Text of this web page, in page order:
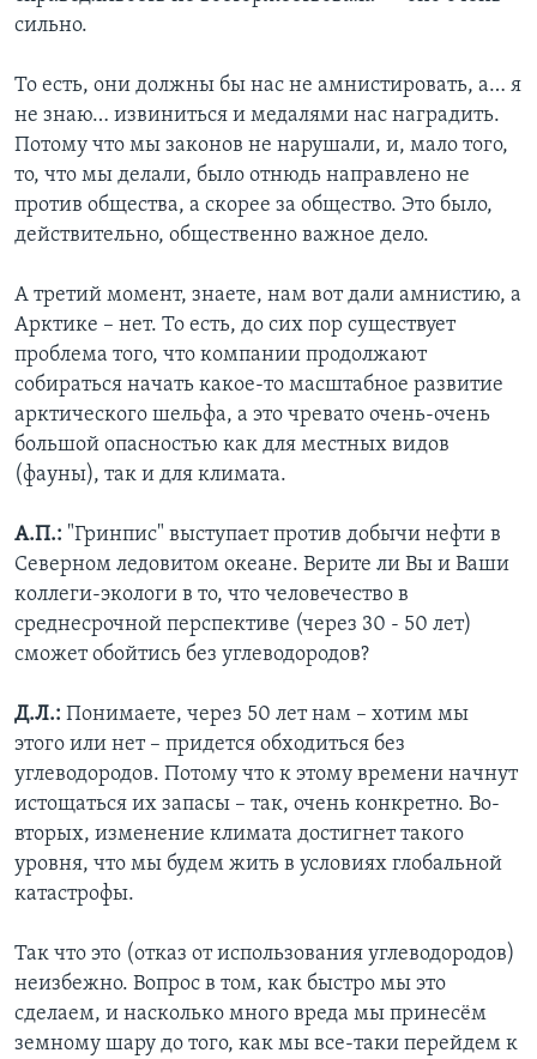
сильно.
То есть, они должны бы нас не амнистировать, а… я
не знаю… извиниться и медалями нас наградить.
Потому что мы законов не нарушали, и, мало того,
то, что мы делали, было отнюдь направлено не
против общества, а скорее за общество. Это было,
действительно, общественно важное дело.
А третий момент, знаете, нам вот дали амнистию, а
Арктике – нет. То есть, до сих пор существует
проблема того, что компании продолжают
собираться начать какое-то масштабное развитие
арктического шельфа, а это чревато очень-очень
большой опасностью как для местных видов
(фауны), так и для климата.
А.П.: "Гринпис" выступает против добычи нефти в
Северном ледовитом океане. Верите ли Вы и Ваши
коллеги-экологи в то, что человечество в
среднесрочной перспективе (через 30 - 50 лет)
сможет обойтись без углеводородов?
Д.Л.: Понимаете, через 50 лет нам – хотим мы
этого или нет – придется обходиться без
углеводородов. Потому что к этому времени начнут
истощаться их запасы – так, очень конкретно. Во-
вторых, изменение климата достигнет такого
уровня, что мы будем жить в условиях глобальной
катастрофы.
Так что это (отказ от использования углеводородов)
неизбежно. Вопрос в том, как быстро мы это
сделаем, и насколько много вреда мы принесём
земному шару до того, как мы все-таки перейдем к